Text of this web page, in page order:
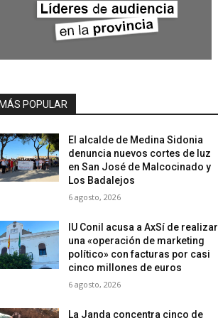
POPULAR
El alcalde de Medina Sidonia
denuncia nuevos cortes de luz
en San José de Malcocinado y
Los Badalejos
6 agosto, 2026
IU Conil acusa a AxSí de realizar
una «operación de marketing
político» con facturas por casi
cinco millones de euros
6 agosto, 2026
La Janda concentra cinco de